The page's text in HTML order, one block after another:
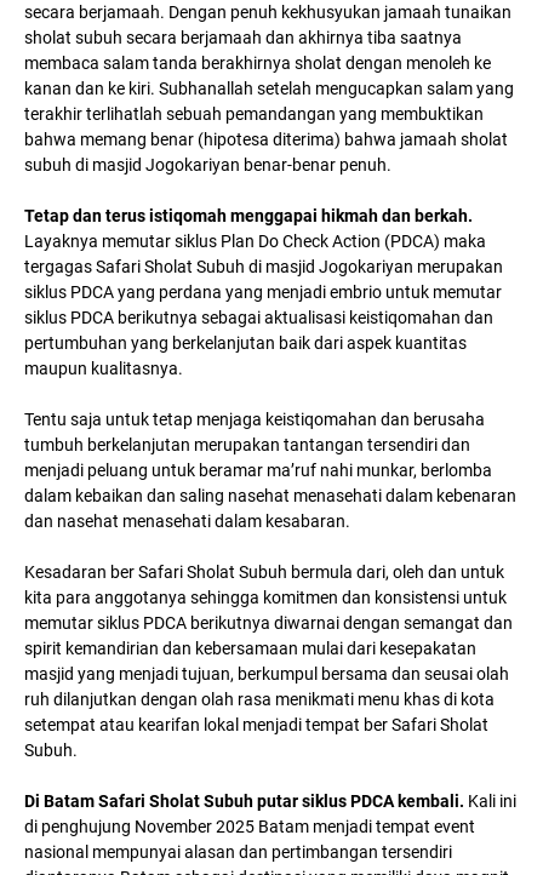
secara berjamaah. Dengan penuh kekhusyukan jamaah tunaikan
sholat subuh secara berjamaah dan akhirnya tiba saatnya
membaca salam tanda berakhirnya sholat dengan menoleh ke
kanan dan ke kiri. Subhanallah setelah mengucapkan salam yang
terakhir terlihatlah sebuah pemandangan yang membuktikan
bahwa memang benar (hipotesa diterima) bahwa jamaah sholat
subuh di masjid Jogokariyan benar-benar penuh.
Tetap dan terus istiqomah menggapai hikmah dan berkah.
Layaknya memutar siklus Plan Do Check Action (PDCA) maka
tergagas Safari Sholat Subuh di masjid Jogokariyan merupakan
siklus PDCA yang perdana yang menjadi embrio untuk memutar
siklus PDCA berikutnya sebagai aktualisasi keistiqomahan dan
pertumbuhan yang berkelanjutan baik dari aspek kuantitas
maupun kualitasnya.
Tentu saja untuk tetap menjaga keistiqomahan dan berusaha
tumbuh berkelanjutan merupakan tantangan tersendiri dan
menjadi peluang untuk beramar ma’ruf nahi munkar, berlomba
dalam kebaikan dan saling nasehat menasehati dalam kebenaran
dan nasehat menasehati dalam kesabaran.
Kesadaran ber Safari Sholat Subuh bermula dari, oleh dan untuk
kita para anggotanya sehingga komitmen dan konsistensi untuk
memutar siklus PDCA berikutnya diwarnai dengan semangat dan
spirit kemandirian dan kebersamaan mulai dari kesepakatan
masjid yang menjadi tujuan, berkumpul bersama dan seusai olah
ruh dilanjutkan dengan olah rasa menikmati menu khas di kota
setempat atau kearifan lokal menjadi tempat ber Safari Sholat
Subuh.
Di Batam Safari Sholat Subuh putar siklus PDCA kembali. Kali ini
di penghujung November 2025 Batam menjadi tempat event
nasional mempunyai alasan dan pertimbangan tersendiri